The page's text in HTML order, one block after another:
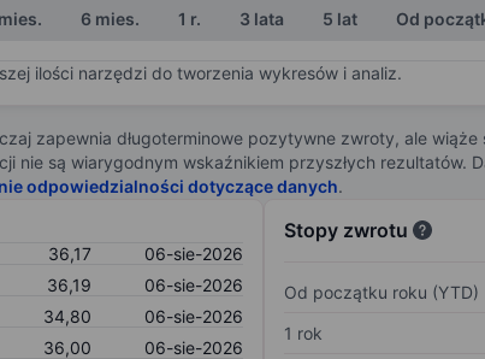
6 mies. 1 r. 3 lata 5 lat Od
ilości narzędzi do tworzenia wykresów i analiz.
zapewnia długoterminowe pozytywne zwroty, ale
nie są wiarygodnym wskaźnikiem przyszłych rezultatów.
odpowiedzialności dotyczące danych.
36,17
06-sie-2026
36,19
06-sie-2026
34,80
06-sie-2026
36,00
06-sie-2026
Stopy zwrotu
Od początku roku (YTD)
1 rok